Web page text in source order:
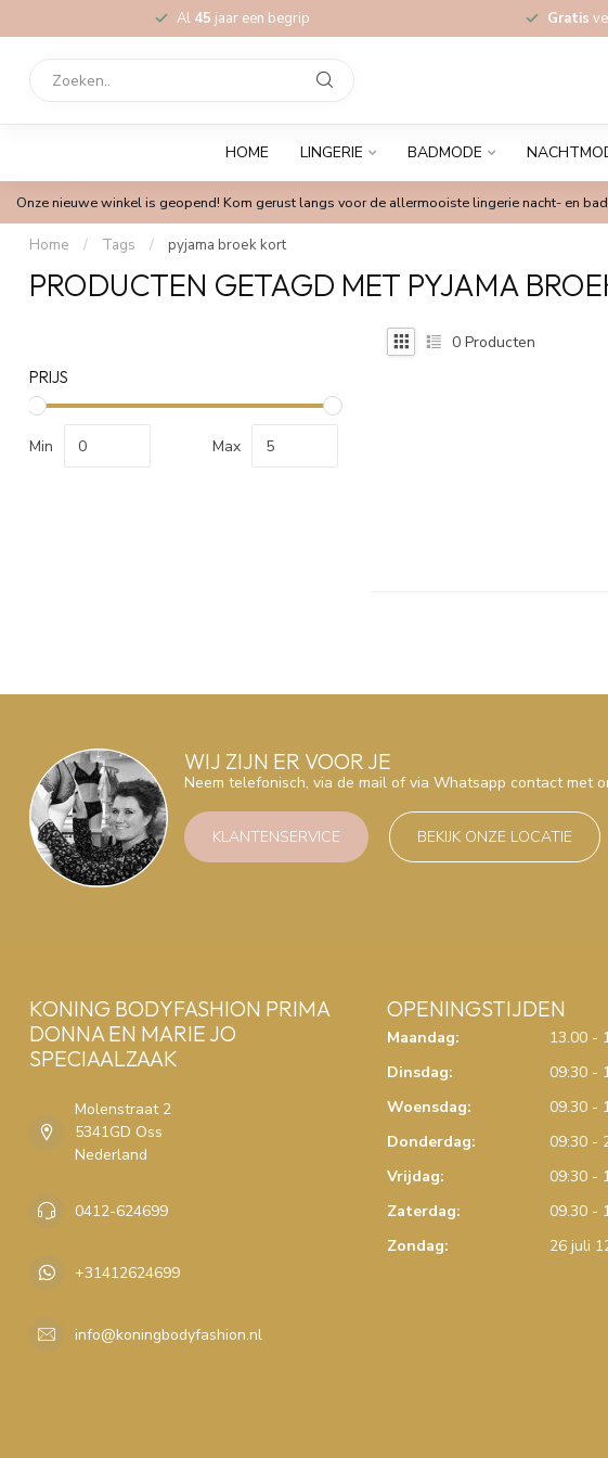
Al 45 jaar een begrip Gratis
HOME LINGERIE BADMODE
Onze nieuwe winkel is geopend! Kom gerust langs voor de allermooiste lingerie nacht- en
Home / Tags / pyjama broek kort
PRODUCTEN GETAGD MET PYJAMA
PRIJS
Min Max
0 Producten
WIJ ZIJN ER VOOR JE
Neem telefonisch, via de mail of via Whatsapp contact met
KLANTENSERVICE BEKIJK ONZE LOCATIE
KONING BODYFASHION PRIMA
DONNA EN MARIE JO
SPECIAALZAAK
Molenstraat 2
5341GD Oss
Nederland
0412-624699
+31412624699
info@koningbodyfashion.nl
OPENINGSTIJDEN
Maandag:
13.00 -
Dinsdag:
09:30 -
Woensdag:
09.30 -
Donderdag:
09:30 -
Vrijdag:
09:30 -
Zaterdag:
09.30 -
Zondag:
26 juli